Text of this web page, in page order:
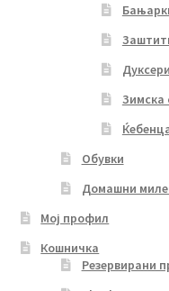
Дуксери
Зимска
Обувки
Домашни
Мој профил
Кошничка
Резервирани